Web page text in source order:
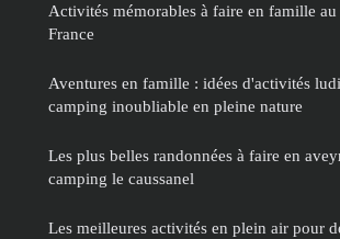
Activités mémorables à faire en famille
France
Aventures en famille : idées d'activités
camping inoubliable en pleine nature
Les plus belles randonnées à faire en aveyron
camping le caussanel
Les meilleures activités en plein air pour